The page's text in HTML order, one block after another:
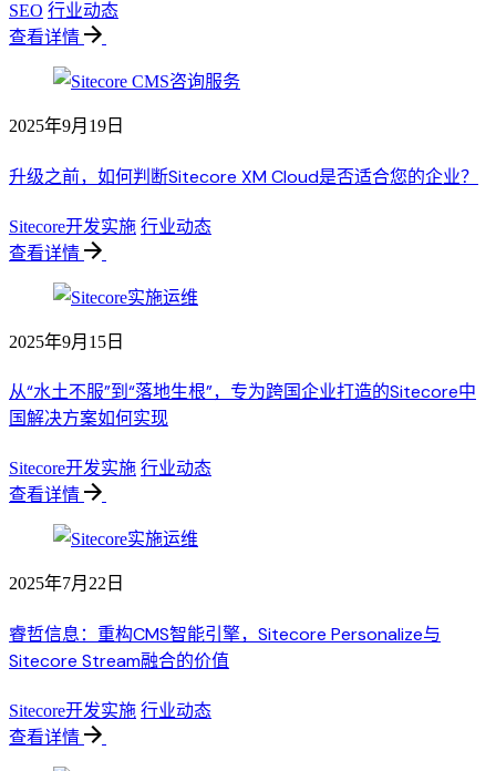
SEO 行业动态
查看详情
2025年9月19日
升级之前，如何判断Sitecore XM Cloud是否适合您的企业？
Sitecore开发实施 行业动态
查看详情
2025年9月15日
从“水土不服”到“落地生根”，专为跨国企业打造的Sitecore中
国解决方案如何实现
Sitecore开发实施 行业动态
查看详情
2025年7月22日
睿哲信息：重构CMS智能引擎，Sitecore Personalize与
Sitecore Stream融合的价值
Sitecore开发实施 行业动态
查看详情